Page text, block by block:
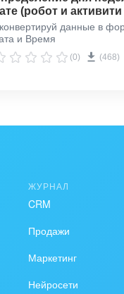
(робот и
данные в
и Время
(0) (468)
ЖУРНАЛ
CRM
Продажи
Маркетинг
Нейросети